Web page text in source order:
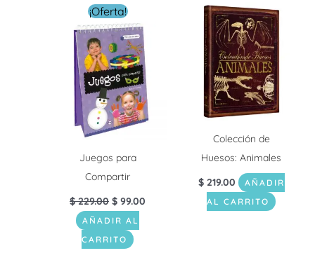
¡Oferta!
Juegos para
Compartir
$229.00
El
precio
original
era:
$ 229.00.
$ 99.00
AÑADIR AL
CARRITO
Colección de
Huesos: Animales
$219.00
AÑADIR
AL CARRITO